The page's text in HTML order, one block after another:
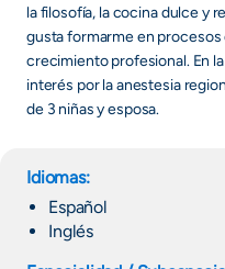
la filosofía, la cocina dulce y
gusta formarme en
crecimiento profesional. En
interés por la anestesia
de 3 niñas y esposa.
Idiomas:
Español
Inglés